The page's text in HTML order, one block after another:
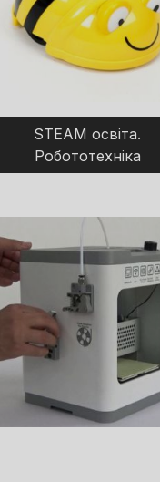
STEAM освіта.
Робототехніка